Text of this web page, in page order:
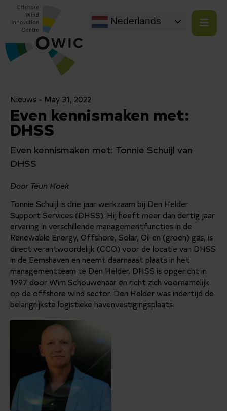
Nederlands
Nieuws - May 31, 2022
Even kennismaken met:
DHSS
Even kennismaken met: Tonnie Schuijl van
DHSS
Door Teun Hoek
Tonnie Schuijl is drie jaar werkzaam bij Den Helder
Support Services (DHSS). Hij heeft meer dan dertig jaar
ervaring in verschillende managementfuncties in de
Renewable Energy, Offshore, Solar, Oil en (groen) gas, is
direct verantwoordelijk (CCO) voor de locatie van DHSS
in de Eemshaven en neemt daarnaast plaats in het
managementteam te Den Helder. DHSS is opgericht in
1997 door Wim Schouwenaar en richt zich voornamelijk
op de offshore wind sector. Den Helder was indertijd de
belangrijkste logistieke havenvestigingsplaats.